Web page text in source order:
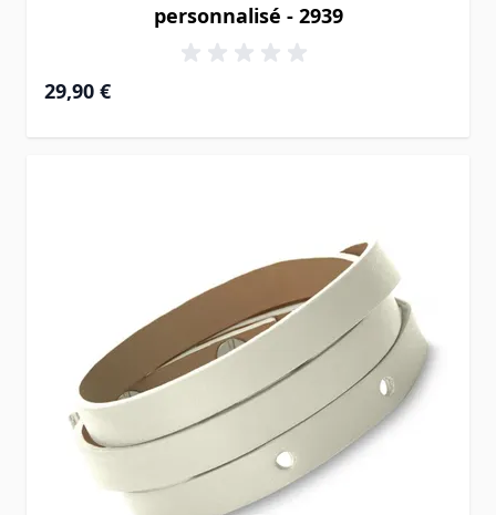
personnalisé - 2939
29,90 €